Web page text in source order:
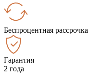
Беспроцентная рассрочка
Гарантия
2 года